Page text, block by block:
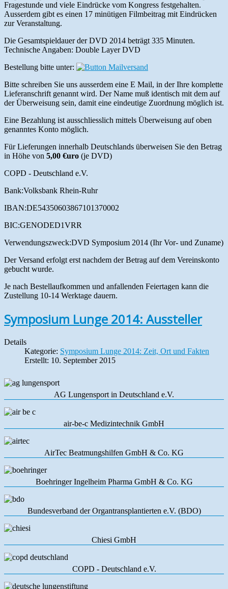
Fragestunde und viele Eindrücke vom Kongress festgehalten.
Ausserdem gibt es einen 17 minütigen Filmbeitrag mit Eindrücken
zur Veranstaltung.
Die Gesamtspieldauer der DVD 2014 beträgt 335 Minuten.
Technische Angaben: Double Layer DVD
Bestellung bitte unter:
Bitte schreiben Sie uns ausserdem eine E Mail, in der Ihre komplette
Lieferanschrift genannt wird. Der Name muß identisch mit dem auf
der Überweisung sein, damit eine eindeutige Zuordnung möglich ist.
Eine Bezahlung ist ausschliesslich mittels Überweisung auf oben
genanntes Konto möglich.
Für Lieferungen innerhalb Deutschlands überweisen Sie den Betrag
in Höhe von 5,00 €uro (je DVD)
COPD - Deutschland e.V.
Bank:Volksbank Rhein-Ruhr
IBAN:DE54350603867101370002
BIC:GENODED1VRR
Verwendungszweck:DVD Symposium 2014 (Ihr Vor- und Zuname)
Der Versand erfolgt erst nachdem der Betrag auf dem Vereinskonto
gebucht wurde.
Je nach Bestellaufkommen und anfallenden Feiertagen kann die
Zustellung 10-14 Werktage dauern.
Symposium Lunge 2014: Aussteller
Details
Kategorie: Symposium Lunge 2014: Zeit, Ort und Fakten
Erstellt: 10. September 2015
AG Lungensport in Deutschland e.V.
air-be-c Medizintechnik GmbH
AirTec Beatmungshilfen GmbH & Co. KG
Boehringer Ingelheim Pharma GmbH & Co. KG
Bundesverband der Organtransplantierten e.V. (BDO)
Chiesi GmbH
COPD - Deutschland e.V.